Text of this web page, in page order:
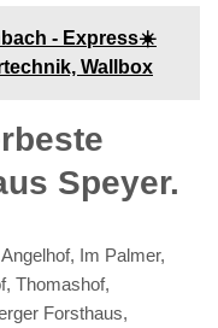
- Express☀️
Wallbox
Speyer.
Im Palmer,
Thomashof,
Forsthaus,